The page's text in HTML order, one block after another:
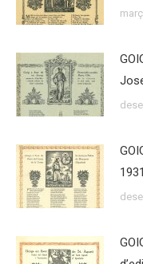
1931